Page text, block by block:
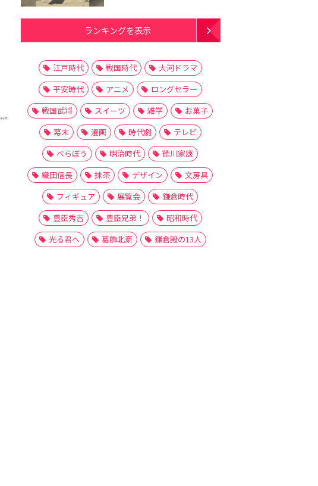
ランキングを表示
江戸時代 戦国時代
大河ドラマ
平安時代
アニメ
ロングセラー
戦国武将
スイーツ 雑学
お菓子
幕末
漫画 時代劇
テレビ
べらぼう
明治時代
徳川家康
織田信長
抹茶 デザイン
文房具
フィギュア
展覧会
鎌倉時代
豊臣秀吉
豊臣兄弟！
昭和時代
光る君へ
葛飾北斎 鎌倉殿の13人